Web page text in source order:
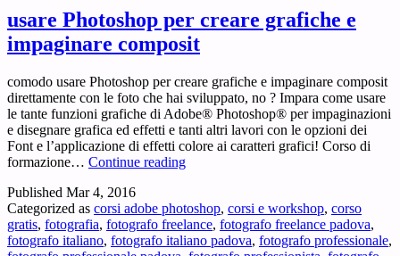
nei
Week-
End!
usare Photoshop per creare grafiche e
impaginare composit
comodo usare Photoshop per creare grafiche e impaginare composit
direttamente con le foto che hai sviluppato, no ? Impara come usare
le tante funzioni grafiche di Adobe® Photoshop® per impaginazioni
e disegnare grafica ed effetti e tanti altri lavori con le opzioni dei
Font e l’applicazione di effetti colore ai caratteri grafici! Corso di
formazione… Continue readingusare
creare
grafiche
e
Published Mar 4, 2016
Categorized as corsi adobe photoshop, corsi e workshop, corso
gratis, fotografia, fotografo freelance, fotografo freelance padova,
fotografo italiano, fotografo italiano padova, fotografo professionale,